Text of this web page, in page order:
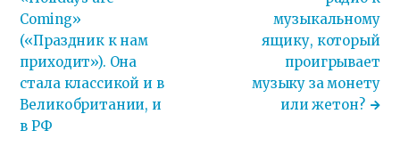
Coming»
(«Праздник к нам
приходит»). Она
стала классикой и в
Великобритании, и
в РФ
музыкальному
ящику, который
проигрывает
музыку за монету
или жетон?